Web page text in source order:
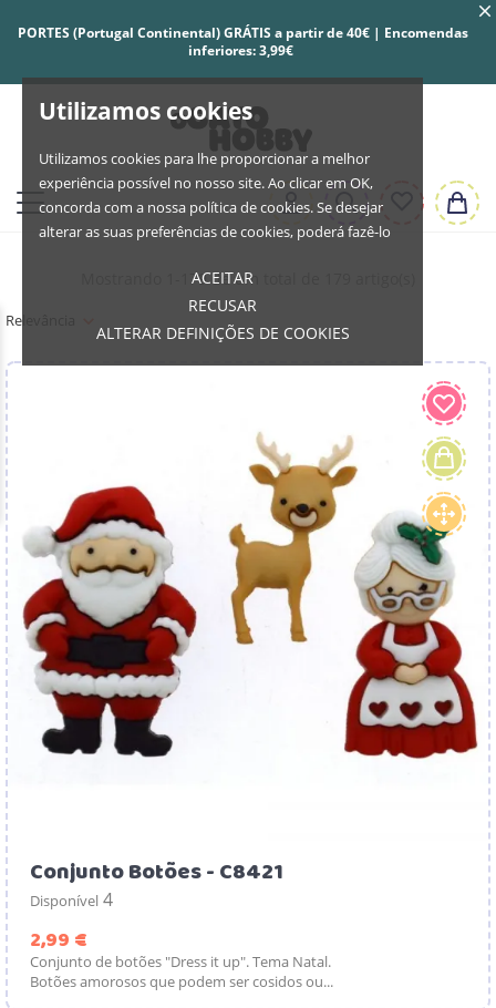
Utilizamos cookies
Utilizamos cookies para lhe proporcionar a melhor
experiência possível no nosso site. Ao clicar em OK,
concorda com a nossa política de cookies. Se desejar
alterar as suas preferências de cookies, poderá fazê-lo
ACEITAR
RECUSAR
ALTERAR DEFINIÇÕES DE COOKIES
PORTES (Portugal Continental) GRÁTIS a partir de 40€ | Encomendas
inferiores: 3,99€
Relevância
Mostrando 1-179 de um total de 179 artigo(s)
Conjunto Botões - C8421
Disponível 4
2,99 €
Conjunto de botões "Dress it up". Tema Natal.
Botões amorosos que podem ser cosidos ou...